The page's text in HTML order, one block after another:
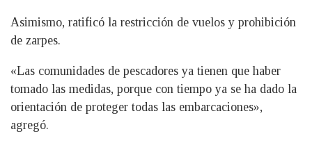
Asimismo, ratificó la restricción de vuelos y prohibición
de zarpes.
«Las comunidades de pescadores ya tienen que haber
tomado las medidas, porque con tiempo ya se ha dado la
orientación de proteger todas las embarcaciones»,
agregó.